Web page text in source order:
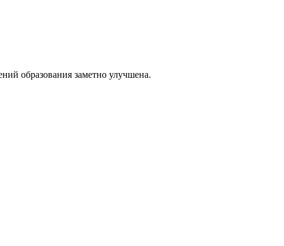
образования заметно улучшена.